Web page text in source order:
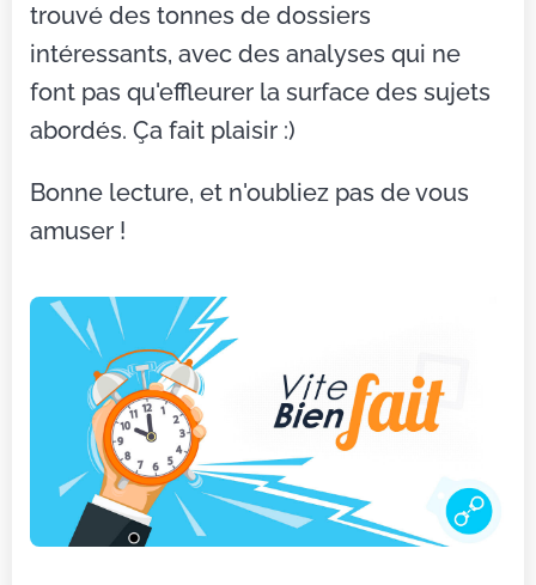
trouvé des tonnes de dossiers
intéressants, avec des analyses qui ne
font pas qu'effleurer la surface des sujets
abordés. Ça fait plaisir :)
Bonne lecture, et n'oubliez pas de vous
amuser !